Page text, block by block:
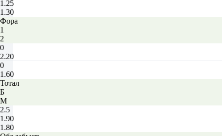
1.25
1.30
Фора
1
2
0
2.20
0
1.60
Тотал
Б
М
2.5
1.90
1.80